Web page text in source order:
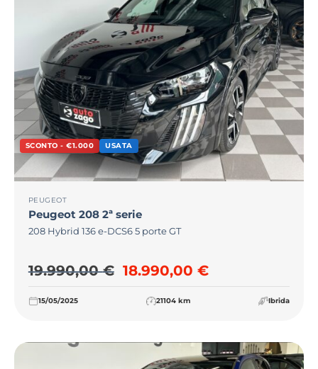
SCONTO - €1.000 USATA
PEUGEOT
Peugeot 208 2ª serie
208 Hybrid 136 e-DCS6 5 porte GT
19.990,00€ Il prezzo originale era:
18.990,00 €Il prezzo
15/05/2025 21104 km Ibrida